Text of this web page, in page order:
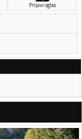
Prijavi oglas